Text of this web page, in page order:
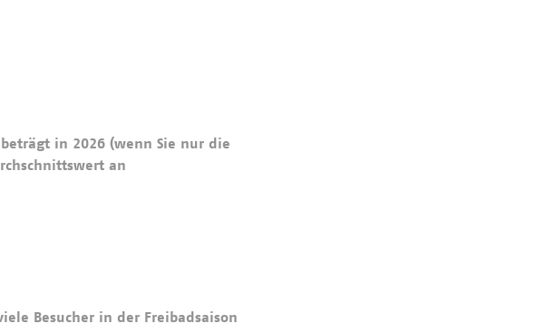
in 2026 (wenn Sie nur die
an
Besucher in der Freibadsaison